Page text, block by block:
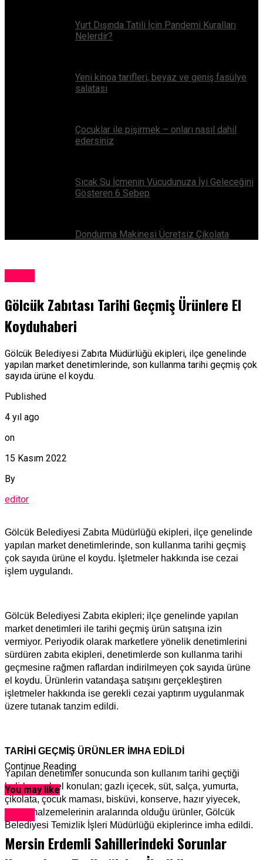
Yurt Dışında Tatili İçin Pandemi Kuralları
Nelerdir?
Yeni kinoa tarifleri, beyaz ve geniş fasülye
salatası
Çocuklar ile pişirmek – onları nasıl dahil
edersiniz
Sıcak Su İçmenin Vücudunuza İyi Geleceğini
Gösteren 6 Sebep
Dondurma Makinesi Ücretsiz Çikolata
Gölcük Zabıtası Tarihi Geçmiş Ürünlere El
Koyduhaberi
Gölcük Belediyesi Zabıta Müdürlüğü ekipleri, ilçe genelinde
yapılan market denetimlerinde, son kullanma tarihi geçmiş çok
sayıda ürüne el koydu.
Published
4 yıl ago
on
15 Kasım 2022
By
editor
Gölcük Belediyesi Zabıta Müdürlüğü ekipleri, ilçe genelinde
yapılan market denetimlerinde, son kullanma tarihi geçmiş
çok sayıda ürüne el koydu. İşletmeler hakkında ise cezai
işlem uygulandı.
Gölcük Belediyesi Zabıta ekipleri; ilçe genelinde yapılan
market denetimleri ile tarihi geçmiş ürün satışına izin
vermiyor. Periyodik olarak marketlere yönelik denetimlerini
sürdüren zabıta ekipleri, denetimlerde son kullanma tarihi
geçmesine rağmen raflardan indirilmeyen çok sayıda ürüne
el koydu. Ürünlerin vatandaşa satışını gerçekleştiren
işletmeler hakkında ise gerekli cezai yaptırım uygulanmak
üzere tutanak tanzim edildi.
TARİHİ GEÇMİŞ ÜRÜNLER İMHA EDİLDİ
Yapılan denetimler sonucunda son kullanım tarihi geçtiği
belirlenerek el konulan; gazlı içecek, süt, salça, yumurta,
çikolata, çocuk maması, bisküvi, konserve, hazır yiyecek,
pasta malzemelerinin aralarında olduğu ürünler, Gölcük
Belediyesi Temizlik İşleri Müdürlüğü ekiplerince imha edildi.
Continue Reading
You may like
Mersin Erdemli Sahillerindeki Sorunlar